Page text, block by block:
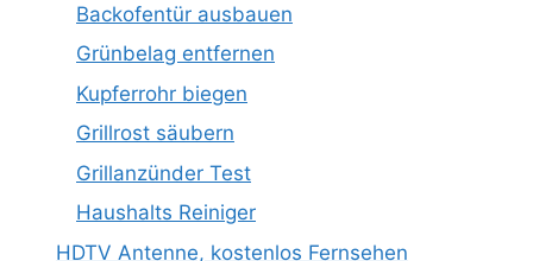
Backofentür ausbauen
Grünbelag entfernen
Kupferrohr biegen
Grillrost säubern
Grillanzünder Test
Haushalts Reiniger
HDTV Antenne, kostenlos Fernsehen